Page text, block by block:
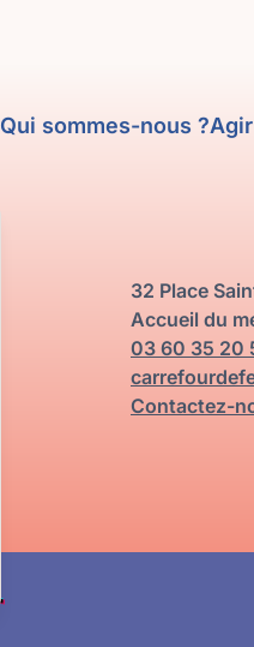
Qui sommes-nous ?
32 Place
Accueil du
03 60 35 20
Contactez-